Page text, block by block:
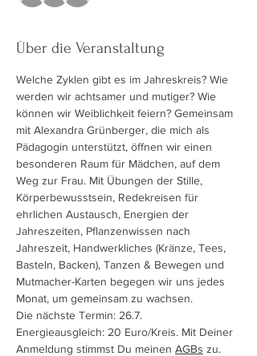
Über die Veranstaltung
Welche Zyklen gibt es im Jahreskreis? Wie
werden wir achtsamer und mutiger? Wie
können wir Weiblichkeit feiern? Gemeinsam
mit Alexandra Grünberger, die mich als
Pädagogin unterstützt, öffnen wir einen
besonderen Raum für Mädchen, auf dem
Weg zur Frau. Mit Übungen der Stille,
Körperbewusstsein, Redekreisen für
ehrlichen Austausch, Energien der
Jahreszeiten, Pflanzenwissen nach
Jahreszeit, Handwerkliches (Kränze, Tees,
Basteln, Backen), Tanzen & Bewegen und
Mutmacher-Karten begegen wir uns jedes
Monat, um gemeinsam zu wachsen.
Die nächste Termin: 26.7.
Energieausgleich: 20 Euro/Kreis. Mit Deiner
Anmeldung stimmst Du meinen AGBs zu.